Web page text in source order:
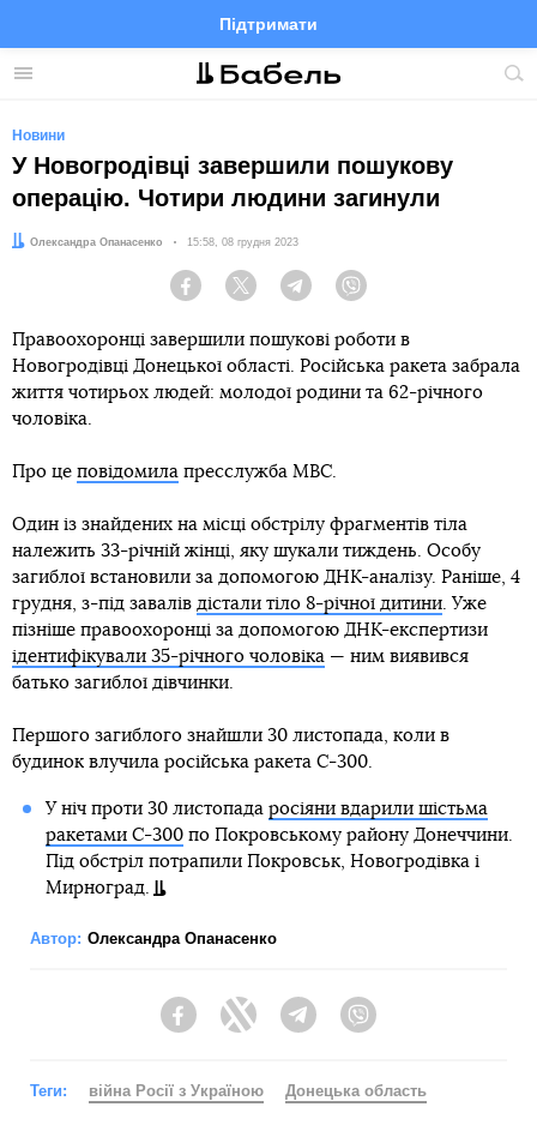
Меню
Підтримати
FacebookTelegramTwitter
Новини
У Новогродівці завершили пошукову
операцію. Чотири людини загинули
Автор:
Олександра Опанасенко Дата:
15:58, 08 грудня 2023
Facebook Twitter Telegram
Правоохоронці завершили пошукові роботи в
Новогродівці Донецької області. Російська ракета забрала
життя чотирьох людей: молодої родини та 62-річного
чоловіка.
Про це повідомила пресслужба МВС.
Один із знайдених на місці обстрілу фрагментів тіла
належить 33-річній жінці, яку шукали тиждень. Особу
загиблої встановили за допомогою ДНК-аналізу. Раніше, 4
грудня, з-під завалів дістали тіло 8-річної дитини. Уже
пізніше правоохоронці за допомогою ДНК-експертизи
ідентифікували 35-річного чоловіка — ним виявився
батько загиблої дівчинки.
Першого загиблого знайшли 30 листопада, коли в
будинок влучила російська ракета С-300.
У ніч проти 30 листопада росіяни вдарили шістьма
ракетами С-300по Покровському району Донеччини.
Під обстріл потрапили Покровськ, Новогродівка і
Мирноград.
Автор: Олександра Опанасенко
FacebookTwitter Telegram
Теги: війна Росії з Україною Донецька область